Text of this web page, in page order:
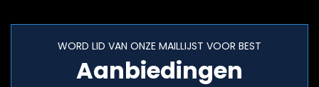
WORD LID VAN ONZE MAILLIJST VOOR BEST
Aanbiedingen